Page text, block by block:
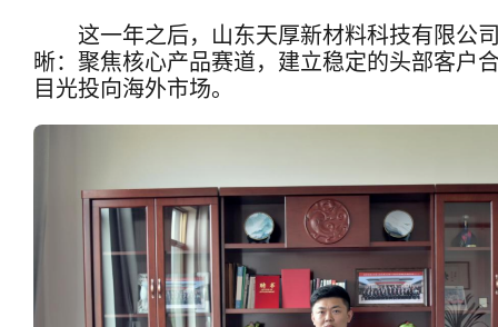
这一年之后， 山东天厚新材料科技有限公
晰：聚焦核心产品赛道，建立稳定的头部客户
目光投向海外市场。